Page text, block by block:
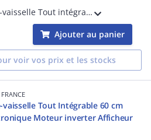
Lave-vaisselle Tout intégrable 60 cm / Hauteur 82cm, 14 couverts, 3 paniers dont tiroir couverts FlexiDuo, Bras de lavage Orbital, Bandeau de commandes Easy+ noir, 7 températures et 10+1 programmes, Système de sécurité Stop aqua total, Dép
Ajouter au panier
voir vos prix et les stocks
vaisselle Tout Intégrable 60 cm
Moteur inverter Afficheur